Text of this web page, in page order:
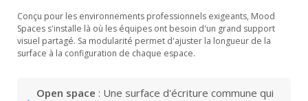
Conçu pour les environnements professionnels exigeants, Mood
Spaces s'installe là où les équipes ont besoin d'un grand support
visuel partagé. Sa modularité permet d'ajuster la longueur de la
surface à la configuration de chaque espace.
Open space : Une surface d'écriture commune qui